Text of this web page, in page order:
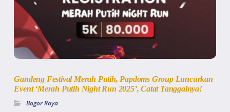
Gandeng Festival Merah Putih, Papdoms Group Luncurkan
Event ‘Merah Putih Night Run 2025’, Catat Tanggalnya!
Bogor Raya